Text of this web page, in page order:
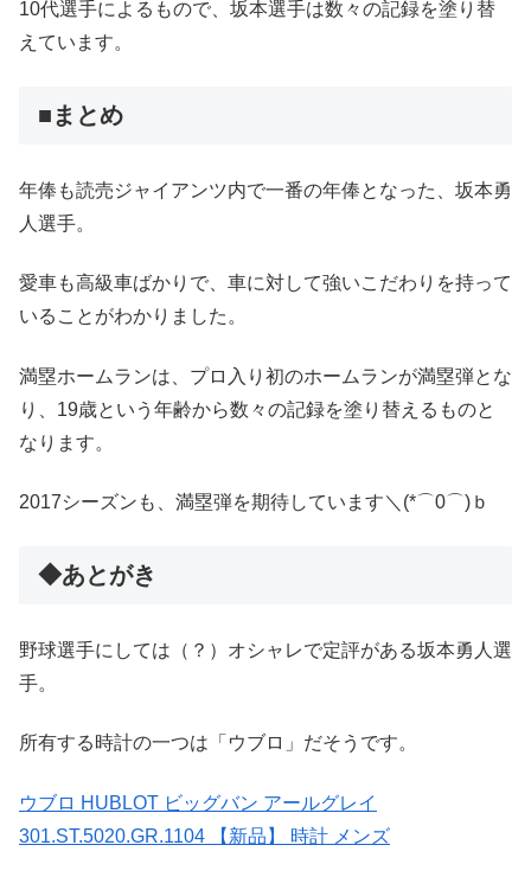
10代選手によるもので、坂本選手は数々の記録を塗り替
えています。
■まとめ
年俸も読売ジャイアンツ内で一番の年俸となった、坂本勇
人選手。
愛車も高級車ばかりで、車に対して強いこだわりを持って
いることがわかりました。
満塁ホームランは、プロ入り初のホームランが満塁弾とな
り、19歳という年齢から数々の記録を塗り替えるものと
なります。
2017シーズンも、満塁弾を期待しています＼(*⌒0⌒)ｂ
◆あとがき
野球選手にしては（？）オシャレで定評がある坂本勇人選
手。
所有する時計の一つは「ウブロ」だそうです。
ウブロ HUBLOT ビッグバン アールグレイ
301.ST.5020.GR.1104 【新品】 時計 メンズ